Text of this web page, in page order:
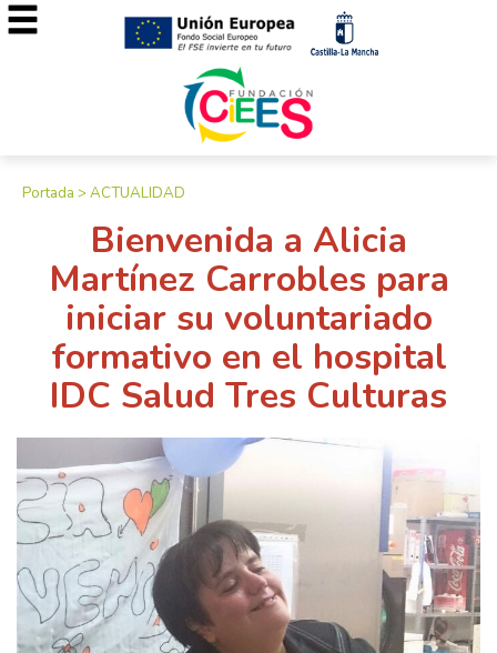
Portada >ACTUALIDAD
Bienvenida a Alicia
Martínez Carrobles para
iniciar su voluntariado
formativo en el hospital
IDC Salud Tres Culturas